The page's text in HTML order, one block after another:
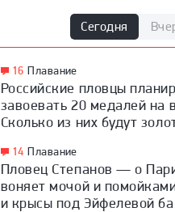
Сегодня
16 Плавание
Российские пловцы
завоевать 20 медалей на
Сколько из них будут
14 Плавание
Пловец Степанов — о
воняет мочой и
и крысы под Эйфелевой